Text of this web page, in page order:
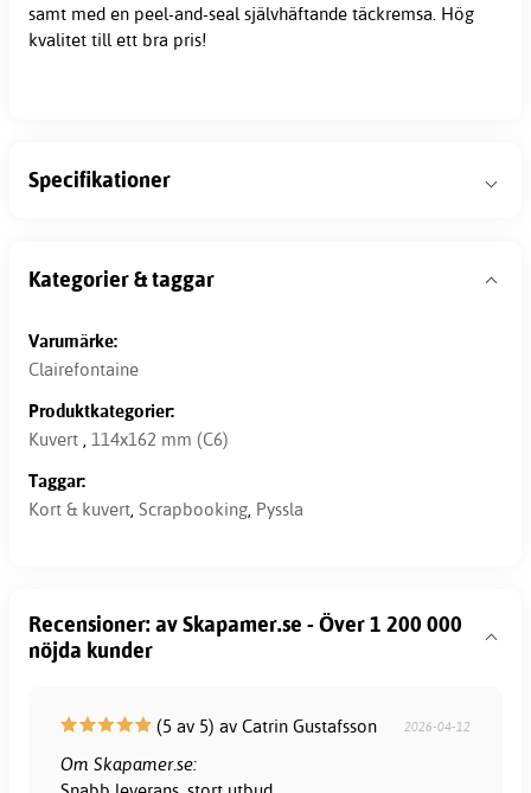
samt med en peel-and-seal självhäftande täckremsa. Hög
kvalitet till ett bra pris!
Specifikationer
Kategorier & taggar
Varumärke:
Clairefontaine
Produktkategorier:
Kuvert , 114x162 mm (C6)
Taggar:
Kort & kuvert, Scrapbooking, Pyssla
Recensioner: av Skapamer.se - Över 1 200 000
nöjda kunder
(5 av 5) av Catrin Gustafsson 2026-04-12
Om Skapamer.se: